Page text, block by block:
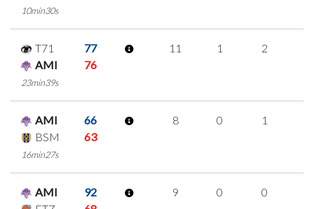
10min30s
T71
77
AMI
76
23min39s
11 1 2
AMI
66
BSM
63
16min27s
8 0 1
AMI
92
9 0 0